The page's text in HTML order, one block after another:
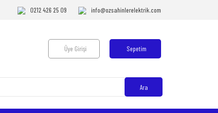
0212 426 25 09 info@ozsahinlerelektrik.com
Üye Girişi Sepetim
Ara